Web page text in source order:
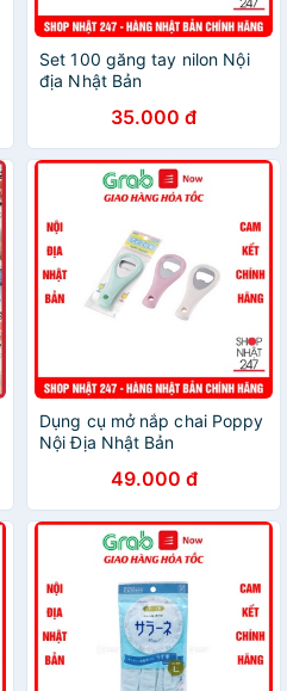
Set 100 găng tay nilon Nội
địa Nhật Bản
35.000 đ
Dụng cụ mở nắp chai Poppy
Nội Địa Nhật Bản
49.000 đ